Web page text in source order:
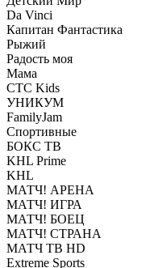
Da Vinci
Капитан Фантастика
Рыжий
Радость моя
Мама
СТС Kids
УНИКУМ
FamilyJam
Спортивные
БОКС ТВ
KHL Prime
KHL
МАТЧ! АРЕНА
МАТЧ! ИГРА
МАТЧ! БОЕЦ
МАТЧ! СТРАНА
МАТЧ ТВ HD
Extreme Sports